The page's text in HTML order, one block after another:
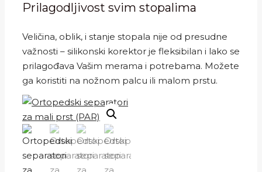
Prilagodljivost svim stopalima
Veličina, oblik, i stanje stopala nije od presudne
važnosti – silikonski korektor je fleksibilan i lako se
prilagođava Vašim merama i potrebama. Možete
ga koristiti na nožnom palcu ili malom prstu.